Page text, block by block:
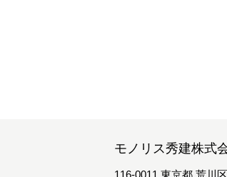
モノリス秀建株式
116-0011 東京都 荒川